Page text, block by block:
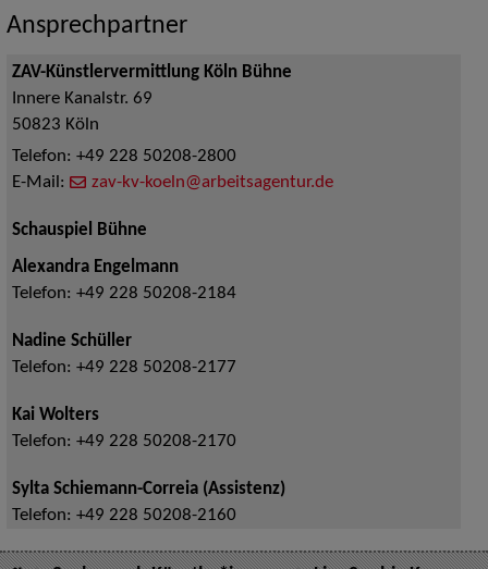
Ansprechpartner
ZAV-Künstlervermittlung Köln Bühne
Innere Kanalstr. 69
50823 Köln
Telefon: +49 228 50208-2800
E-Mail:
zav-kv-koeln@arbeitsagentur.de
Schauspiel Bühne
Alexandra Engelmann
Telefon: +49 228 50208-2184
Nadine Schüller
Telefon: +49 228 50208-2177
Kai Wolters
Telefon: +49 228 50208-2170
Sylta Schiemann-Correia (Assistenz)
Telefon: +49 228 50208-2160